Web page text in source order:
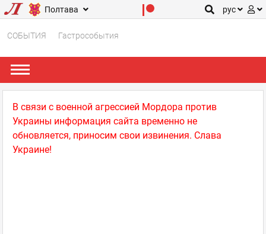
Полтава рус
СОБЫТИЯ Гастрособытия
В связи с военной агрессией Мордора против
Украины информация сайта временно не
обновляется, приносим свои извинения. Слава
Украине!